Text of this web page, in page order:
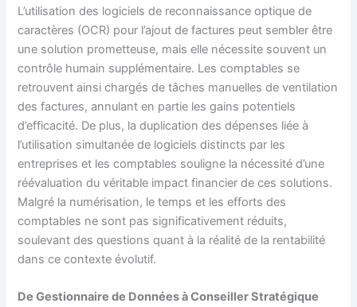
L’utilisation des logiciels de reconnaissance optique de
caractères (OCR) pour l’ajout de factures peut sembler être
une solution prometteuse, mais elle nécessite souvent un
contrôle humain supplémentaire. Les comptables se
retrouvent ainsi chargés de tâches manuelles de ventilation
des factures, annulant en partie les gains potentiels
d’efficacité. De plus, la duplication des dépenses liée à
l’utilisation simultanée de logiciels distincts par les
entreprises et les comptables souligne la nécessité d’une
réévaluation du véritable impact financier de ces solutions.
Malgré la numérisation, le temps et les efforts des
comptables ne sont pas significativement réduits,
soulevant des questions quant à la réalité de la rentabilité
dans ce contexte évolutif.
De Gestionnaire de Données à Conseiller Stratégique